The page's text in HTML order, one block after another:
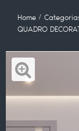
Home
QUADRO